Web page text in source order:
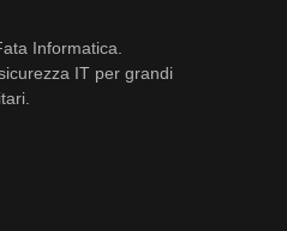
Informatica.
IT per grandi